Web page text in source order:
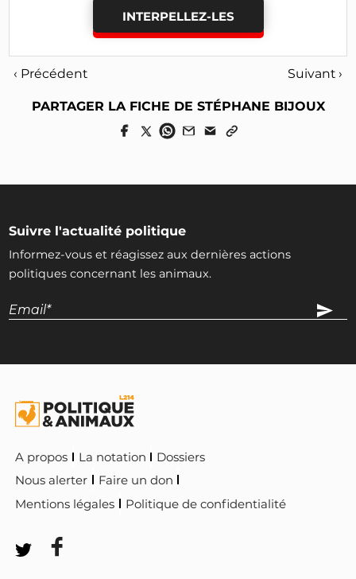
INTERPELLEZ-LES
‹ Précédent Suivant ›
PARTAGER LA FICHE DE STÉPHANE BIJOUX
Suivre l'actualité politique
Informez-vous et réagissez aux dernières actions
politiques concernant les animaux.
A propos La notation
Dossiers
Nous alerter
Faire un don
Mentions légales
Politique de confidentialité